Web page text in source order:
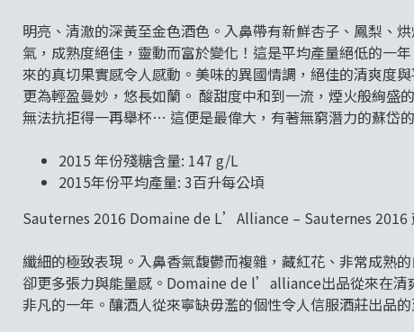
明亮、清澈的深黃至金色酒色。入鼻帶有新鮮杏子、鳳梨、
氣，成熟度絕佳，靈動而富於變化！這是平均產量絕低的一
來的真切果實感令人感動。美味的異國情調，絕佳的清爽度
更為輕盈曼妙，悠長如蘭。 酸甜度中和到一流，煙火般絢
無法抗拒得一再舉杯… 這便是最偉大，有著無窮潛力的蘇岱
2015 年份殘糖含量: 147 g/L
2015年份平均產量: 3百升每公頃
Sauternes 2016 Domaine de L’Alliance – Sauternes 2016
纖細的極致表現。入鼻香氣馥鬱而複雜，藏紅花、非常成熟
卻更多張力與能量感。Domaine de l’alliance出品從來在
非凡的一年。釀酒人從來寧缺毋濫的個性令人信服酒莊出品的